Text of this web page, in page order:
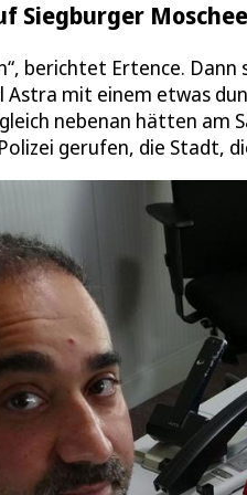
Siegburger Moschee
berichtet Ertence.
mit einem etwas
nebenan hätten am
gerufen, die Stadt,